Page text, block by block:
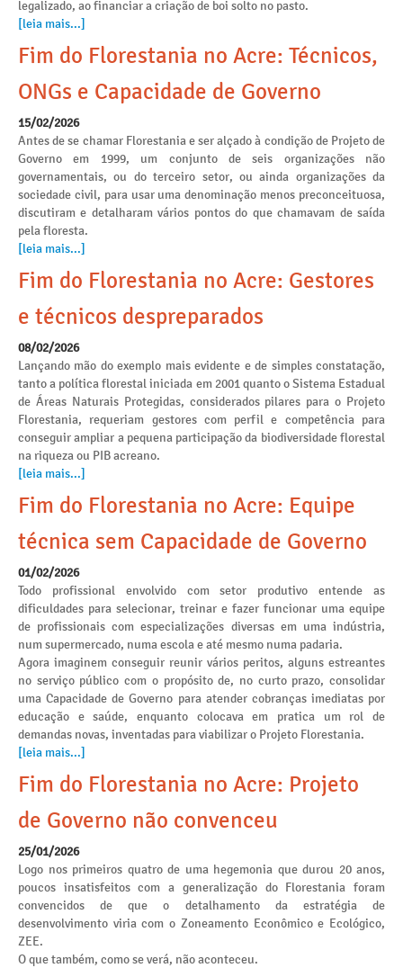
legalizado, ao financiar a criação de boi solto no pasto.
[leia mais...]
Fim do Florestania no Acre: Técnicos,
ONGs e Capacidade de Governo
15/02/2026
Antes de se chamar Florestania e ser alçado à condição de Projeto de
Governo em 1999, um conjunto de seis organizações não
governamentais, ou do terceiro setor, ou ainda organizações da
sociedade civil, para usar uma denominação menos preconceituosa,
discutiram e detalharam vários pontos do que chamavam de saída
pela floresta.
[leia mais...]
Fim do Florestania no Acre: Gestores
e técnicos despreparados
08/02/2026
Lançando mão do exemplo mais evidente e de simples constatação,
tanto a política florestal iniciada em 2001 quanto o Sistema Estadual
de Áreas Naturais Protegidas, considerados pilares para o Projeto
Florestania, requeriam gestores com perfil e competência para
conseguir ampliar a pequena participação da biodiversidade florestal
na riqueza ou PIB acreano.
[leia mais...]
Fim do Florestania no Acre: Equipe
técnica sem Capacidade de Governo
01/02/2026
Todo profissional envolvido com setor produtivo entende as
dificuldades para selecionar, treinar e fazer funcionar uma equipe
de profissionais com especializações diversas em uma indústria,
num supermercado, numa escola e até mesmo numa padaria.
Agora imaginem conseguir reunir vários peritos, alguns estreantes
no serviço público com o propósito de, no curto prazo, consolidar
uma Capacidade de Governo para atender cobranças imediatas por
educação e saúde, enquanto colocava em pratica um rol de
demandas novas, inventadas para viabilizar o Projeto Florestania.
[leia mais...]
Fim do Florestania no Acre: Projeto
de Governo não convenceu
25/01/2026
Logo nos primeiros quatro de uma hegemonia que durou 20 anos,
poucos insatisfeitos com a generalização do Florestania foram
convencidos de que o detalhamento da estratégia de
desenvolvimento viria com o Zoneamento Econômico e Ecológico,
ZEE.
O que também, como se verá, não aconteceu.